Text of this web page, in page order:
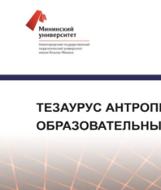
ПРЕДИСЛОВИЕ
ТЕОРИЯ ДВИГАТЕЛЬНЫХ
Курамшина)